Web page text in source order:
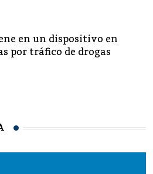
en un dispositivo en
por tráfico de drogas